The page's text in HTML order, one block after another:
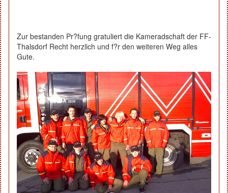
Zur bestanden Pr?fung gratuliert die Kameradschaft der FF-
Thalsdorf Recht herzlich und f?r den weiteren Weg alles
Gute.